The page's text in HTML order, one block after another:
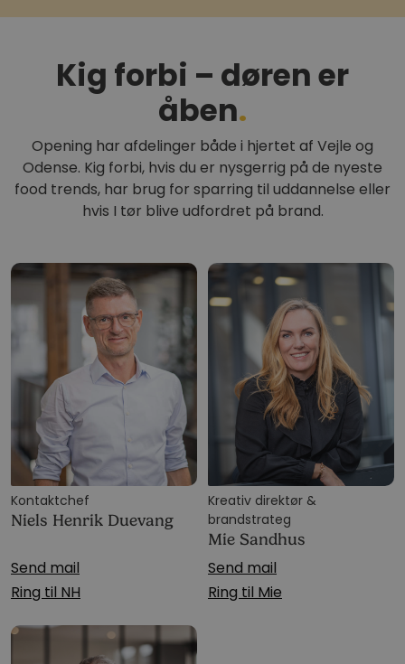
Kig forbi – døren er
åben.
Opening har afdelinger både i hjertet af Vejle og
Odense. Kig forbi, hvis du er nysgerrig på de nyeste
food trends, har brug for sparring til uddannelse eller
hvis I tør blive udfordret på brand.
Kontaktchef
Niels Henrik Duevang
Send mail
Ring til NH
Kreativ direktør &
brandstrateg
Mie Sandhus
Send mail
Ring til Mie